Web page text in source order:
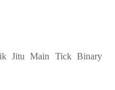
Jitu Main Tick Binary